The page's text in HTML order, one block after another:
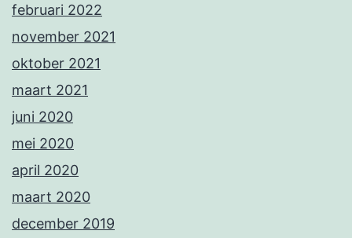
februari 2022
november 2021
oktober 2021
maart 2021
juni 2020
mei 2020
april 2020
maart 2020
december 2019